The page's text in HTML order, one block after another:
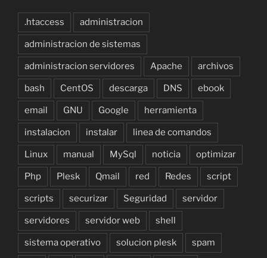
.htaccess administracion
administracion de sistemas
administracion servidores Apache archivos
bash CentOS descarga DNS ebook
email GNU Google herramienta
instalacion instalar linea de comandos
Linux manual MySql noticia optimizar
Php Plesk Qmail red Redes script
scripts securizar Seguridad servidor
servidores servidor web shell
sistema operativo solucion plesk spam